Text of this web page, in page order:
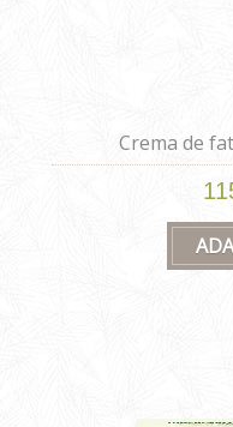
Crema de